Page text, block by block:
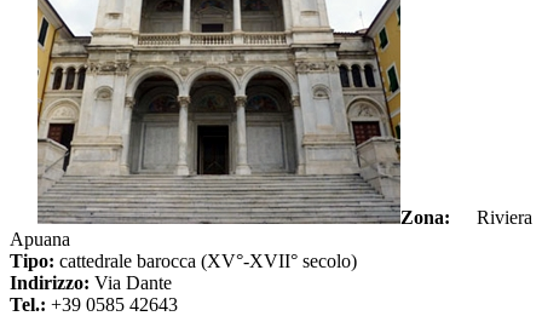
Zona: Riviera
Apuana
Tipo: cattedrale barocca (XV°-XVII° secolo)
Indirizzo: Via Dante
Tel.: +39 0585 42643